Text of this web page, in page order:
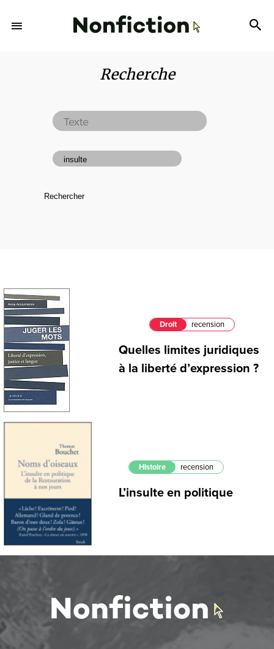
Recherche
Droit recension
Quelles limites juridiques
à la liberté d’expression ?
Histoire recension
L’insulte en politique